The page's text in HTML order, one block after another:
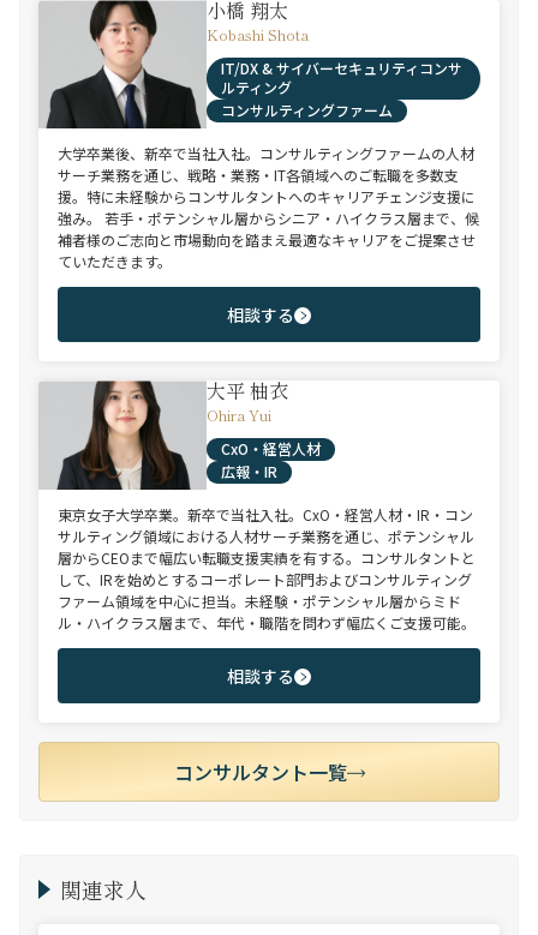
小橋 翔太
Kobashi Shota
IT/DX & サイバーセキュリティコンサ
ルティング
コンサルティングファーム
大学卒業後、新卒で当社入社。コンサルティングファームの人材
サーチ業務を通じ、戦略・業務・IT各領域へのご転職を多数支
援。特に未経験からコンサルタントへのキャリアチェンジ支援に
強み。 若手・ポテンシャル層からシニア・ハイクラス層まで、候
補者様のご志向と市場動向を踏まえ最適なキャリアをご提案させ
ていただきます。
相談する
大平 柚衣
Ohira Yui
CxO・経営人材
広報・IR
東京女子大学卒業。新卒で当社入社。CxO・経営人材・IR・コン
サルティング領域における人材サーチ業務を通じ、ポテンシャル
層からCEOまで幅広い転職支援実績を有する。コンサルタントと
して、IRを始めとするコーポレート部門およびコンサルティング
ファーム領域を中心に担当。未経験・ポテンシャル層からミド
ル・ハイクラス層まで、年代・職階を問わず幅広くご支援可能。
相談する
コンサルタント一覧
関連求人